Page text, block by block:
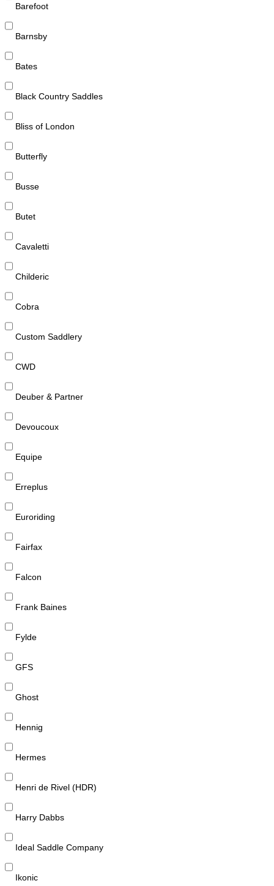
Barefoot
Barnsby
Bates
Black Country Saddles
Bliss of London
Butterfly
Busse
Butet
Cavaletti
Childeric
Cobra
Custom Saddlery
CWD
Deuber & Partner
Devoucoux
Equipe
Erreplus
Euroriding
Fairfax
Falcon
Frank Baines
Fylde
GFS
Ghost
Hennig
Hermes
Henri de Rivel (HDR)
Harry Dabbs
Ideal Saddle Company
Ikonic